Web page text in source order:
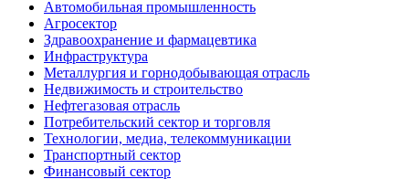
Автомобильная промышленность
Агросектор
Здравоохранение и фармацевтика
Инфраструктура
Металлургия и горнодобывающая отрасль
Недвижимость и строительство
Нефтегазовая отрасль
Потребительский сектор и торговля
Технологии, медиа, телекоммуникации
Транспортный сектор
Финансовый сектор